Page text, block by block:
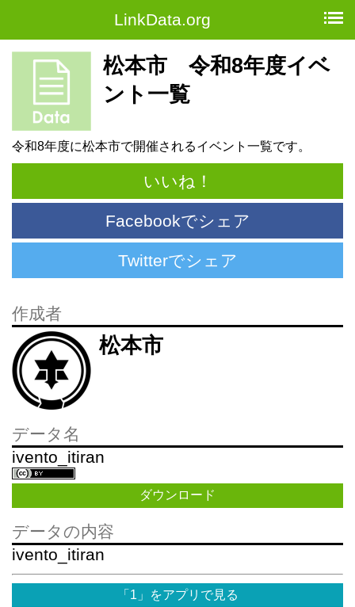
LinkData.org
松本市 令和8年度イベ
ント一覧
令和8年度に松本市で開催されるイベント一覧です。
いいね！
Facebookでシェア
Twitterでシェア
作成者
松本市
データ名
ivento_itiran
ダウンロード
データの内容
ivento_itiran
「1」をアプリで見る